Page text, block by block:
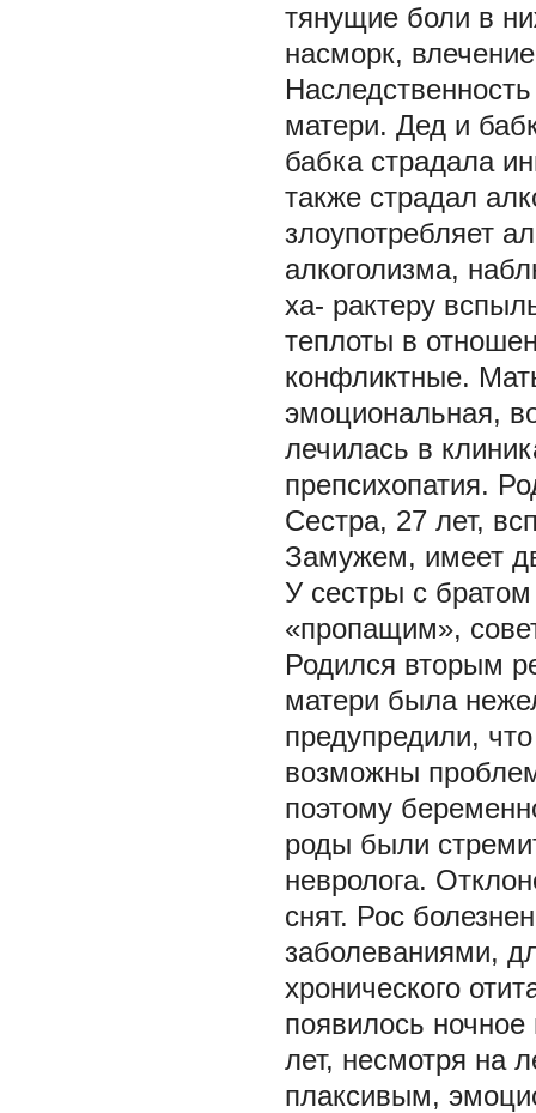
тянущие боли в
насморк,
матери. Дед и
бабка страдала
также страдал
злоупотребляет
алкоголизма,
ха- рактеру
теплоты в
конфликтные.
эмоциональная,
лечилась в
препсихопатия.
Сестра, 27 лет,
Замужем, имеет
У сестры с
«пропащим»,
Родился вторым
матери была
предупредили,
возможны
поэтому
роды были
невролога.
снят. Рос
заболеваниями,
хронического
появилось
лет, несмотря на
плаксивым,